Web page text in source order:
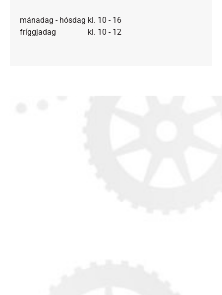
mánadag - hósdag kl. 10 - 16
fríggjadag kl. 10 - 12